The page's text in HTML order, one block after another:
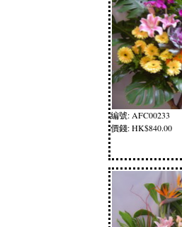
編號: AFC00233
價錢: HK$840.00